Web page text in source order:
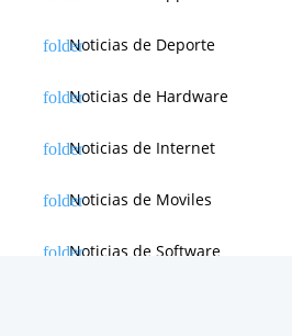
Noticias de Deporte
Noticias de Hardware
Noticias de Internet
Noticias de Moviles
Noticias de Software